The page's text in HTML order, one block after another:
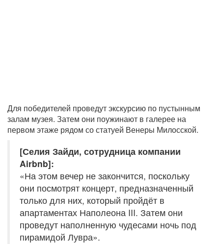
Для победителей проведут экскурсию по пустынным
залам музея. Затем они поужинают в галерее на
первом этаже рядом со статуей Венеры Милосской.
[Селия Зайди, сотрудница компании
Airbnb]:
«На этом вечер не закончится, поскольку
они посмотрят концерт, предназначенный
только для них, который пройдёт в
апартаментах Наполеона III. Затем они
проведут наполненную чудесами ночь под
пирамидой Лувра».